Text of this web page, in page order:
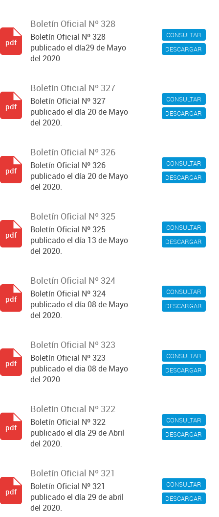
CONSULTAR
DESCARGAR
Boletín Oficial Nº 328
Boletín Oficial Nº 328
publicado el día29 de Mayo
del 2020.
pdf
CONSULTAR
DESCARGAR
Boletín Oficial Nº 327
Boletín Oficial Nº 327
publicado el día 20 de Mayo
del 2020.
pdf
CONSULTAR
DESCARGAR
Boletín Oficial Nº 326
Boletín Oficial Nº 326
publicado el día 20 de Mayo
del 2020.
pdf
CONSULTAR
DESCARGAR
Boletín Oficial Nº 325
Boletín Oficial Nº 325
publicado el día 13 de Mayo
del 2020.
pdf
CONSULTAR
DESCARGAR
Boletín Oficial Nº 324
Boletín Oficial Nº 324
publicado el día 08 de Mayo
del 2020.
pdf
CONSULTAR
DESCARGAR
Boletín Oficial Nº 323
Boletín Oficial Nº 323
publicado el dia 08 de Mayo
del 2020.
pdf
CONSULTAR
DESCARGAR
Boletín Oficial Nº 322
Boletín Oficial Nº 322
publicado el día 29 de Abril
del 2020.
pdf
CONSULTAR
DESCARGAR
Boletín Oficial Nº 321
Boletín Oficial Nº 321
publicado el día 29 de abril
del 2020.
pdf